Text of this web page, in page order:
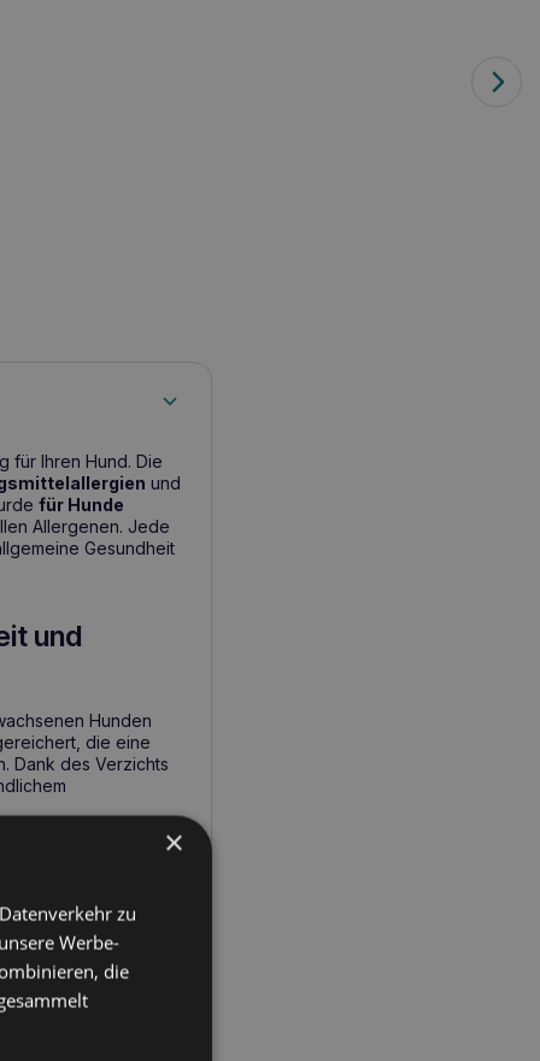
für Ihren Hund. Die
und
für Hunde
Allergenen. Jede
Gesundheit
und
Hunden
die eine
Dank des Verzichts
×
zu
Werbe-
die